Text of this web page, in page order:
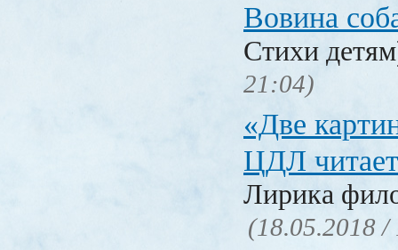
Вовина
Стихи
21:04)
«Две
ЦДЛ
Лирика
(18.05.2018 /